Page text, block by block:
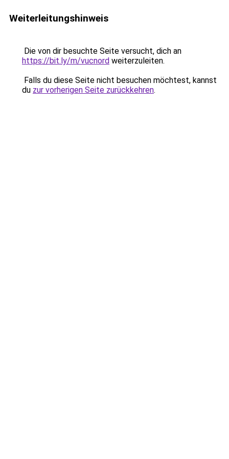
Weiterleitungshinweis
Die von dir besuchte Seite versucht, dich an
https://bit.ly/m/vucnord weiterzuleiten.
Falls du diese Seite nicht besuchen möchtest, kannst
du zur vorherigen Seite zurückkehren.